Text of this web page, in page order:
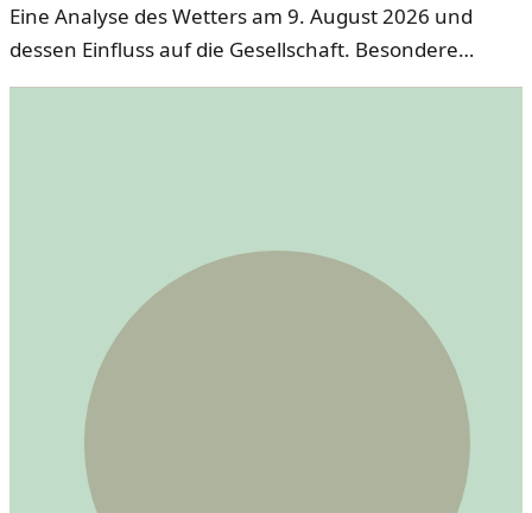
Eine Analyse des Wetters am 9. August 2026 und
dessen Einfluss auf die Gesellschaft. Besondere
Ereignisse und deren Bedeutung werden erläutert.